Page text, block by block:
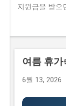
지원금을 받으
경우도 있습
간컴퓨팅 창
은 사람들이
여름 휴가
6월 13, 2026